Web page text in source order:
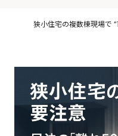
狭小住宅の複数棟現場で